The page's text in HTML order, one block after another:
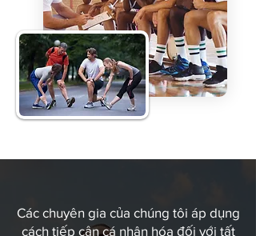
Các chuyên gia của chúng tôi áp dụng
cách tiếp cận cá nhân hóa đối với tất